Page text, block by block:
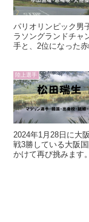
パリオリンピック男
ラソングランドチャ
手と、2位になった
陸上選手
2024年1月28日に大
戦3勝している大阪
かけて再び挑みます